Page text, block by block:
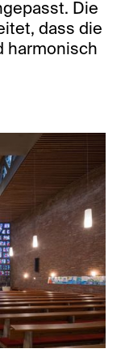
Die
dass die
harmonisch